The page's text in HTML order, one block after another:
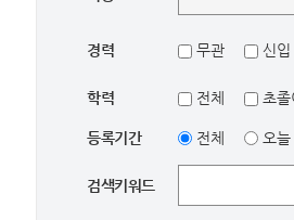
경력 무관 신입
학력 전체 초
등록기간 전체 오늘
검색키워드